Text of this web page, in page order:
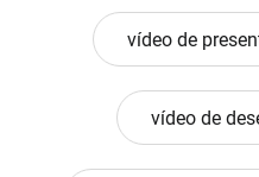
vídeo de
vídeo de